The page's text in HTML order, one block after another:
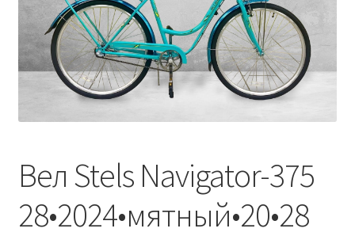
Вел Stels Navigator-375
28•2024•мятный•20•28